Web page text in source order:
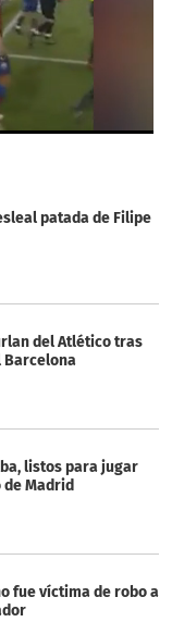
patada de Filipe
del Atlético tras
listos para jugar
Madrid
fue víctima de robo a